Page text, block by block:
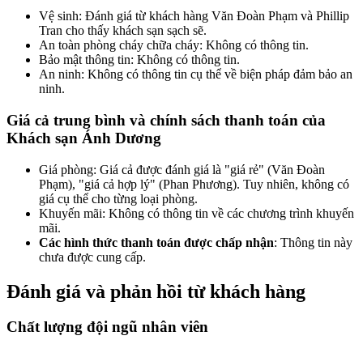
Vệ sinh: Đánh giá từ khách hàng Văn Đoàn Phạm và Phillip
Tran cho thấy khách sạn sạch sẽ.
An toàn phòng cháy chữa cháy: Không có thông tin.
Bảo mật thông tin: Không có thông tin.
An ninh: Không có thông tin cụ thể về biện pháp đảm bảo an
ninh.
Giá cả trung bình và chính sách thanh toán của
Khách sạn Ánh Dương
Giá phòng: Giá cả được đánh giá là "giá rẻ" (Văn Đoàn
Phạm), "giá cả hợp lý" (Phan Phương). Tuy nhiên, không có
giá cụ thể cho từng loại phòng.
Khuyến mãi: Không có thông tin về các chương trình khuyến
mãi.
Các hình thức thanh toán được chấp nhận: Thông tin này
chưa được cung cấp.
Đánh giá và phản hồi từ khách hàng
Chất lượng đội ngũ nhân viên